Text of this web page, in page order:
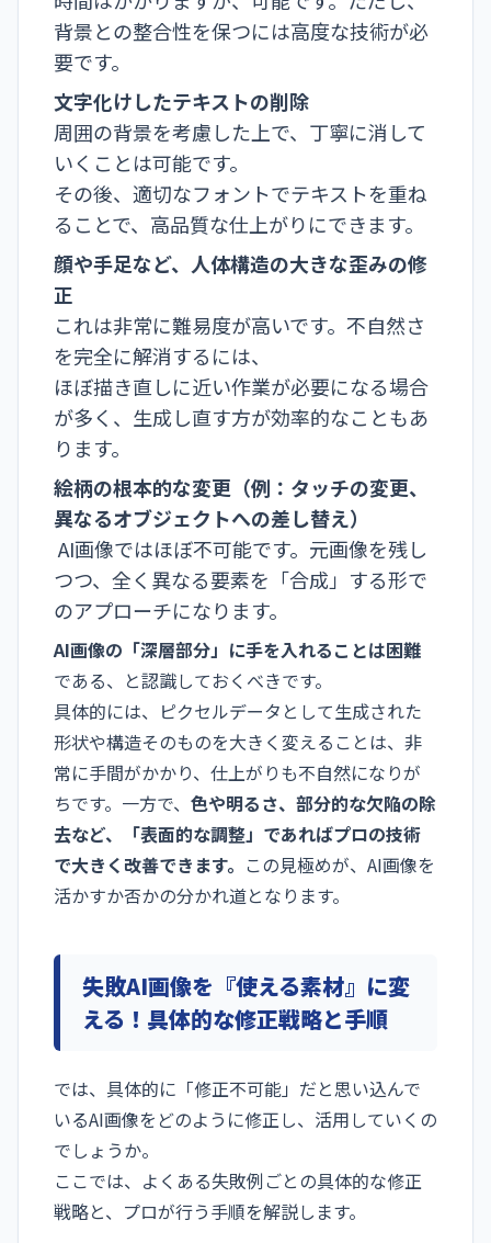
背景との整合性を保つには高度な技術が必
要です。
文字化けしたテキストの削除
周囲の背景を考慮した上で、丁寧に消して
いくことは可能です。
その後、適切なフォントでテキストを重ね
ることで、高品質な仕上がりにできます。
顔や手足など、人体構造の大きな歪みの修
正
これは非常に難易度が高いです。不自然さ
を完全に解消するには、
ほぼ描き直しに近い作業が必要になる場合
が多く、生成し直す方が効率的なこともあ
ります。
絵柄の根本的な変更（例：タッチの変更、
異なるオブジェクトへの差し替え）
AI画像ではほぼ不可能です。元画像を残し
つつ、全く異なる要素を「合成」する形で
のアプローチになります。
AI画像の「深層部分」に手を入れることは困難
である、と認識しておくべきです。
具体的には、ピクセルデータとして生成された
形状や構造そのものを大きく変えることは、非
常に手間がかかり、仕上がりも不自然になりが
ちです。一方で、 色や明るさ、部分的な欠陥の除
去など、「表面的な調整」であればプロの技術
で大きく改善できます。 この見極めが、AI画像を
活かすか否かの分かれ道となります。
失敗AI画像を『使える素材』に変
える！具体的な修正戦略と手順
では、具体的に「修正不可能」だと思い込んで
いるAI画像をどのように修正し、活用していくの
でしょうか。
ここでは、よくある失敗例ごとの具体的な修正
戦略と、プロが行う手順を解説します。